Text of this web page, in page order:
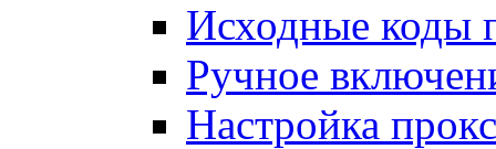
Исходные коды
Ручное
Настройка